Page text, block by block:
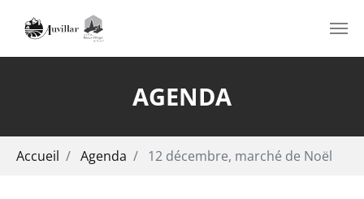
AGENDA
Accueil Agenda 12 décembre, marché de Noël